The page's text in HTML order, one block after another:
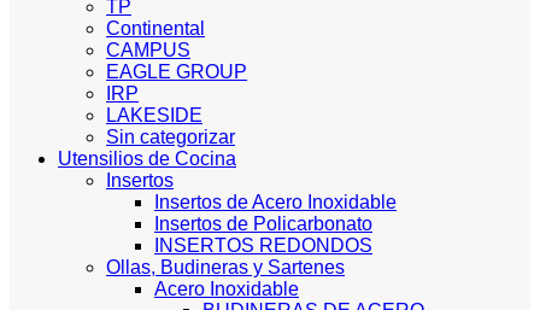
TP
Continental
CAMPUS
EAGLE GROUP
IRP
LAKESIDE
Sin categorizar
Utensilios de Cocina
Insertos
Insertos de Acero Inoxidable
Insertos de Policarbonato
INSERTOS REDONDOS
Ollas, Budineras y Sartenes
Acero Inoxidable